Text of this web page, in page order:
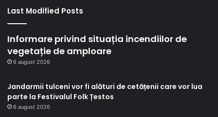
Last Modified Posts
Informare privind situația incendiilor de
vegetație de amploare
6 august 2026
Jandarmii tulceni vor fi alături de cetățenii care vor lua
parte la Festivalul Folk Țestos
6 august 2026